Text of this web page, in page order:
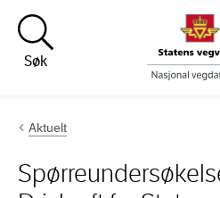
Hopp til innhold
Søk
Aktuelt